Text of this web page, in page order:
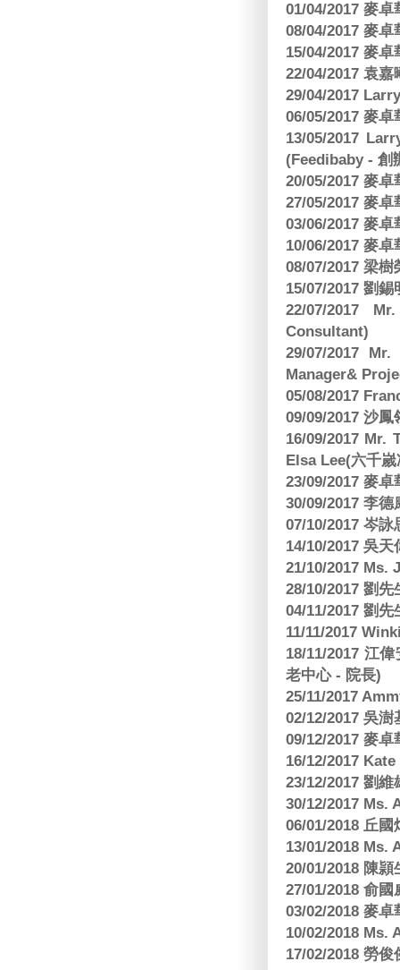
01/04/2017 麥
08/04/2017 麥
15/04/2017 麥
22/04/2017 袁
29/04/2017
06/05/2017 麥
13/05/2017
(Feedibaby - 創
20/05/2017 麥
27/05/2017 麥
03/06/2017 麥
10/06/2017 麥
08/07/2017 梁
15/07/2017 劉
22/07/2017
Consultant)
29/07/2017
Manager&
05/08/2017
09/09/2017 沙
16/09/2017 Mr.
Elsa Lee(六千
23/09/2017 麥
30/09/2017 李
07/10/2017 岑
14/10/2017 吳
21/10/2017 Ms.
28/10/2017 劉
04/11/2017 劉
11/11/2017
18/11/2017 江
老中心 - 院長)
25/11/2017
02/12/2017 吳
09/12/2017 麥
16/12/2017
23/12/2017 劉
30/12/2017 Ms.
06/01/2018 丘
13/01/2018 Ms.
20/01/2018 陳
27/01/2018 俞
03/02/2018 麥
10/02/2018 Ms.
17/02/2018 勞